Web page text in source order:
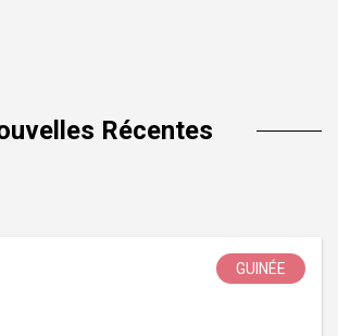
Récentes
GUINÉE